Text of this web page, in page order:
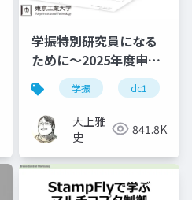
学振特別研究員になる
ために～2025年度申請
版
学振 dc1
大上雅
史
841.8K